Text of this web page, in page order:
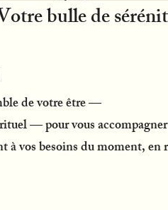
bulle de
de votre être —
— pour vous
à vos besoins du moment,